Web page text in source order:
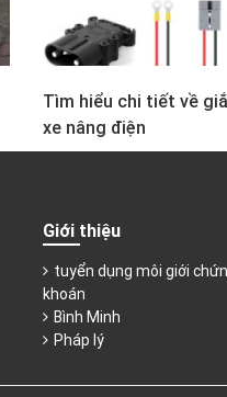
Tìm hiểu chi tiết về
xe nâng điện
Giới thiệu
tuyển dụng môi giới
khoán
Bình Minh
Pháp lý